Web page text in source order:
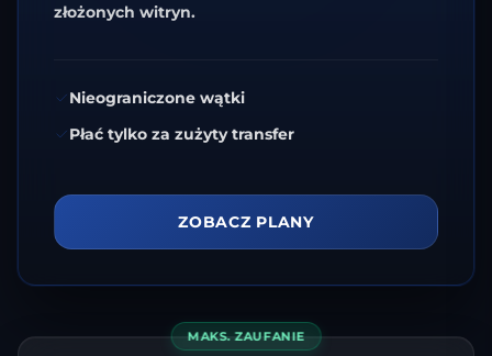
złożonych witryn.
Nieograniczone wątki
Płać tylko za zużyty transfer
ZOBACZ PLANY
MAKS. ZAUFANIE